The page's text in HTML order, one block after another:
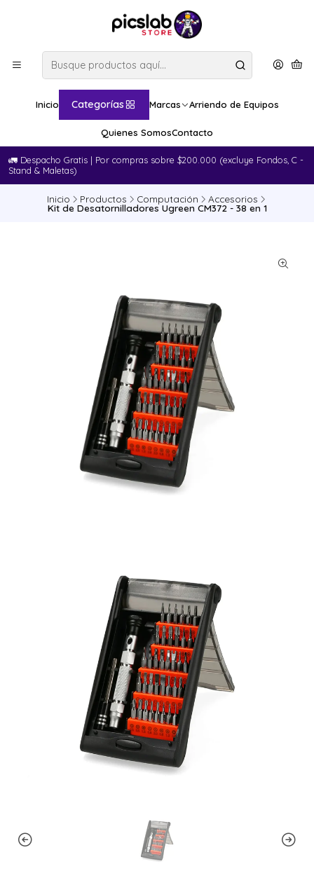
Inicio Categorías Marcas Arriendo de Equipos
Quienes SomosContacto
🚛​ Despacho Gratis | Por compras sobre $200.000 (excluye Fondos, C -
Stand & Maletas)
Inicio Productos Computación Accesorios
Kit de Desatornilladores Ugreen CM372 - 38 en 1